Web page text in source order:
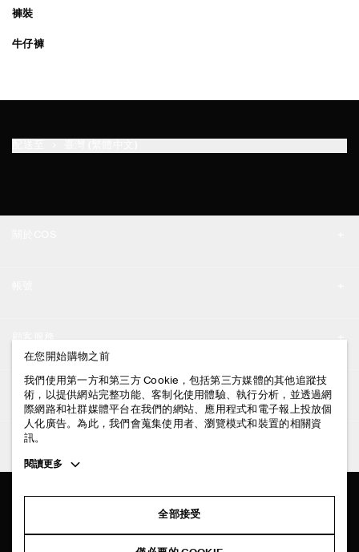
褲裝
牛仔褲
門市資訊
登入 / 註冊
聯絡我們
配送說明
付款說明
退貨及退款說明
常見問題
法律資訊
隱私權政策
條款與細則
追蹤COS
在您開始購物之前
我們使用第一方和第三方 Cookie，包括第三方媒體的其他追蹤技
術，以提供網站完整功能、客制化使用體驗、執行分析，並透過網
際網路和社群媒體平台在我們的網站、應用程式和電子報上投放個
人化廣告。為此，我們會蒐集使用者、瀏覽模式和裝置的相關資
訊。
Toggle
閱讀更多
全部接受